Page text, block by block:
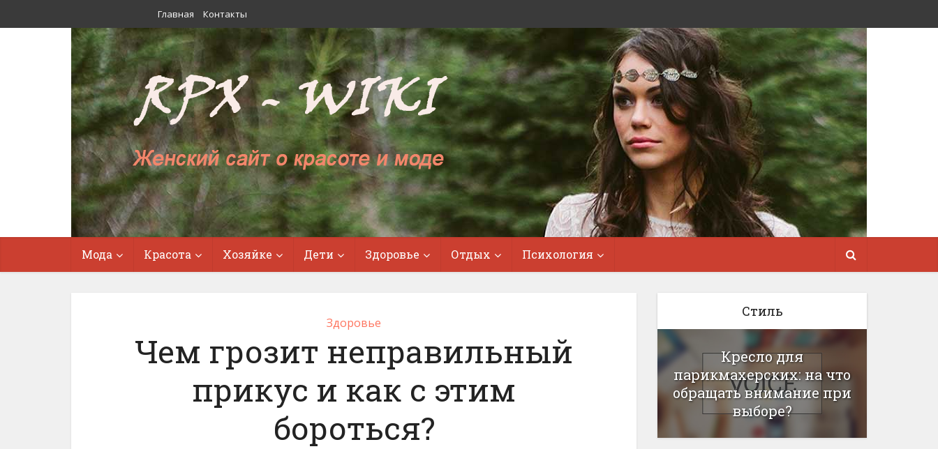
Главная Контакты
Мода Красота Хозяйке Дети Здоровье Отдых Психология
Здоровье
Чем грозит неправильный
прикус и как с этим
бороться?
Стиль
Кресло для
парикмахерских: на что
обращать внимание при
выборе?